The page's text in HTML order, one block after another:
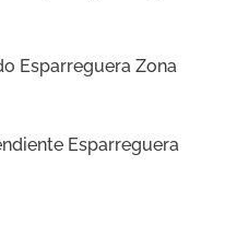
Esparreguera Zona
Esparreguera